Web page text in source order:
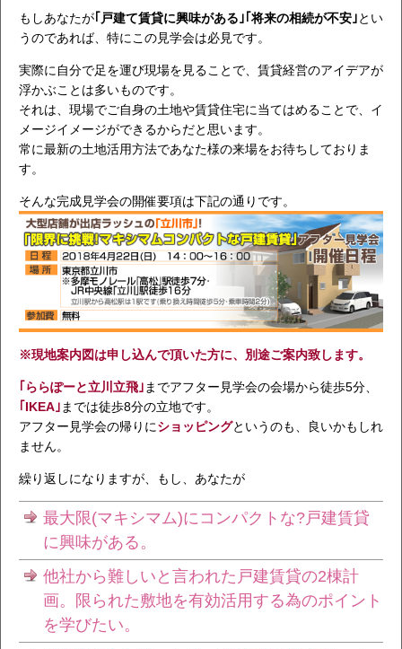
もしあなたが｢戸建て賃貸に興味がある｣｢将来の相続が不安｣とい
うのであれば、特にこの見学会は必見です。
実際に自分で足を運び現場を見ることで、賃貸経営のアイデアが
浮かぶことは多いものです。
それは、現場でご自身の土地や賃貸住宅に当てはめることで、イ
メージイメージができるからだと思います。
常に最新の土地活用方法であなた様の来場をお待ちしておりま
す。
そんな完成見学会の開催要項は下記の通りです。
※現地案内図は申し込んで頂いた方に、別途ご案内致します。
｢ららぽーと立川立飛｣ までアフター見学会の会場から徒歩5分、
｢IKEA｣ までは徒歩8分の立地です。
アフター見学会の帰りにショッピングというのも、良いかもしれ
ません。
繰り返しになりますが、もし、あなたが
最大限(マキシマム)にコンパクトな?戸建賃貸
に興味がある。
他社から難しいと言われた戸建賃貸の2棟計
画。限られた敷地を有効活用する為のポイント
を学びたい。